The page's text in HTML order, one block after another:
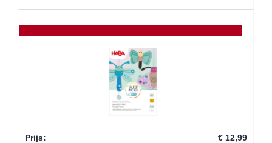
Prijs: € 12,99